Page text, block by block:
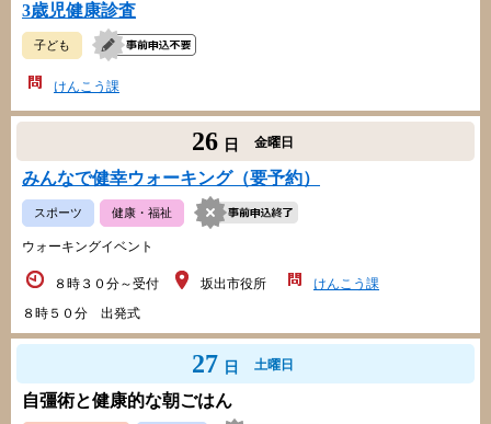
3歳児健康診査
子ども
けんこう課
26 日 金曜日
みんなで健幸ウォーキング（要予約）
スポーツ 健康・福祉
ウォーキングイベント
８時３０分～受付
８時５０分 出発式
坂出市役所 けんこう課
27 日 土曜日
自彊術と健康的な朝ごはん